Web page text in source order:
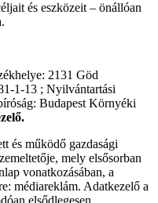
és eszközeit – önállóan
2131 Göd
1-13 ; Nyilvántartási
Budapest Környéki
és működő gazdasági
mely elsősorban
vonatkozásában, a
médiareklám. Adatkezelő a
elsődlegesen